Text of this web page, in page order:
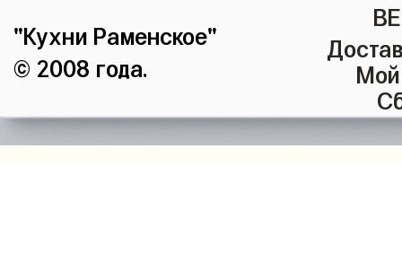
"Кухни Раменское"
© 2008 года.